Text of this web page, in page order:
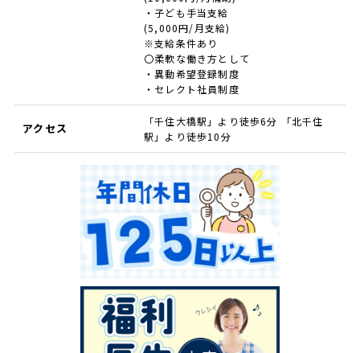
・子ども手当支給
(5,000円/月支給)
※支給条件あり
〇柔軟な働き方として
・異動希望登録制度
・セレクト社員制度
アクセス
「千住大橋駅」より徒歩6分 「北千住
駅」より徒歩10分